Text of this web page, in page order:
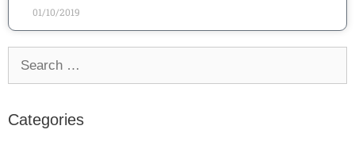
01/10/2019
Categories